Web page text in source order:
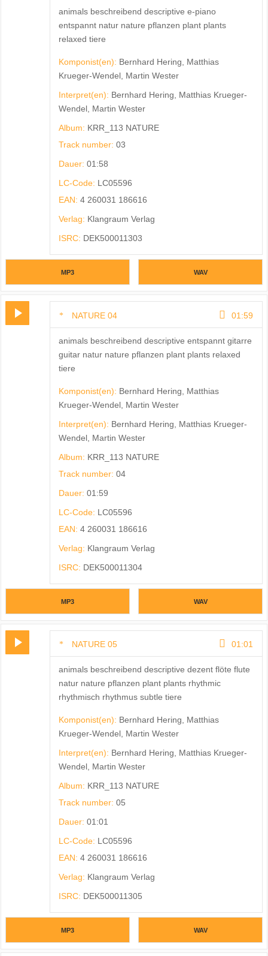
animals beschreibend descriptive e-piano
entspannt natur nature pflanzen plant plants
relaxed tiere
Komponist(en): Bernhard Hering, Matthias
Krueger-Wendel, Martin Wester
Interpret(en): Bernhard Hering, Matthias Krueger-
Wendel, Martin Wester
Album: KRR_113 NATURE
Track number: 03
Dauer: 01:58
LC-Code: LC05596
EAN: 4 260031 186616
Verlag: Klangraum Verlag
ISRC: DEK500011303
MP3 WAV
NATURE 04 01:59
animals beschreibend descriptive entspannt gitarre
guitar natur nature pflanzen plant plants relaxed
tiere
Komponist(en): Bernhard Hering, Matthias
Krueger-Wendel, Martin Wester
Interpret(en): Bernhard Hering, Matthias Krueger-
Wendel, Martin Wester
Album: KRR_113 NATURE
Track number: 04
Dauer: 01:59
LC-Code: LC05596
EAN: 4 260031 186616
Verlag: Klangraum Verlag
ISRC: DEK500011304
MP3 WAV
NATURE 05 01:01
animals beschreibend descriptive dezent flöte flute
natur nature pflanzen plant plants rhythmic
rhythmisch rhythmus subtle tiere
Komponist(en): Bernhard Hering, Matthias
Krueger-Wendel, Martin Wester
Interpret(en): Bernhard Hering, Matthias Krueger-
Wendel, Martin Wester
Album: KRR_113 NATURE
Track number: 05
Dauer: 01:01
LC-Code: LC05596
EAN: 4 260031 186616
Verlag: Klangraum Verlag
ISRC: DEK500011305
MP3 WAV